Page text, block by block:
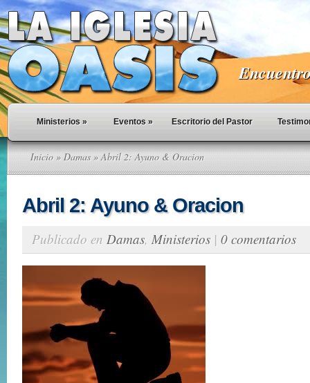
Ministerios » Eventos » Escritorio del Pastor
Inicio » Damas» Abril 2: Ayuno & Oracion
Abril 2: Ayuno & Oracion
Publicado en Damas, Ministerios | 0 comentarios